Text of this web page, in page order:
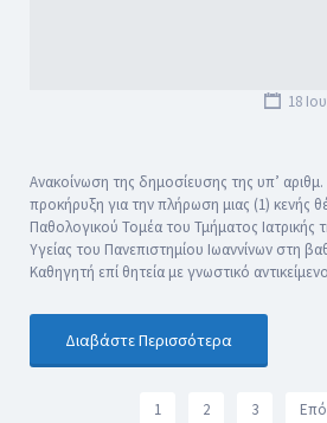
18
Ανακοίνωση της δημοσίευσης της υπ’ αριθμ.
προκήρυξη για την πλήρωση μιας (1) κενής
Παθολογικού Τομέα του Τμήματος Ιατρικής
Υγείας του Πανεπιστημίου Ιωαννίνων στη
Καθηγητή επί θητεία με γνωστικό
Διαβάστε Περισσότερα
1 2 3